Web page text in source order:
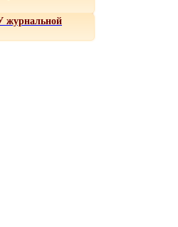
журнальной